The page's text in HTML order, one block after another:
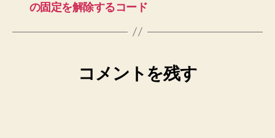
の固定を解除するコード
コメントを残す